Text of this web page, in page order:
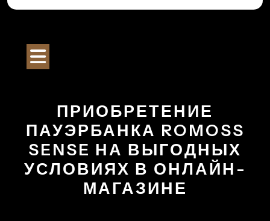
Перейти
ПРИОБРЕТЕНИЕ
ПАУЭРБАНКА ROMOSS
SENSE НА ВЫГОДНЫХ
УСЛОВИЯХ В ОНЛАЙН-
МАГАЗИНЕ